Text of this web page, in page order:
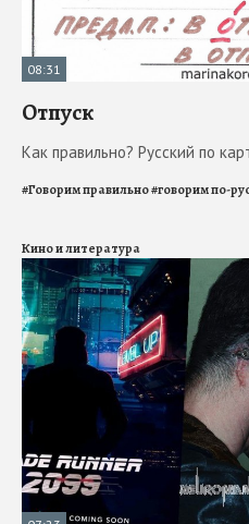
08:31
Отпуск
Как правильно? Русский по
#Говорим правильно#говорим по-
Кино и литература